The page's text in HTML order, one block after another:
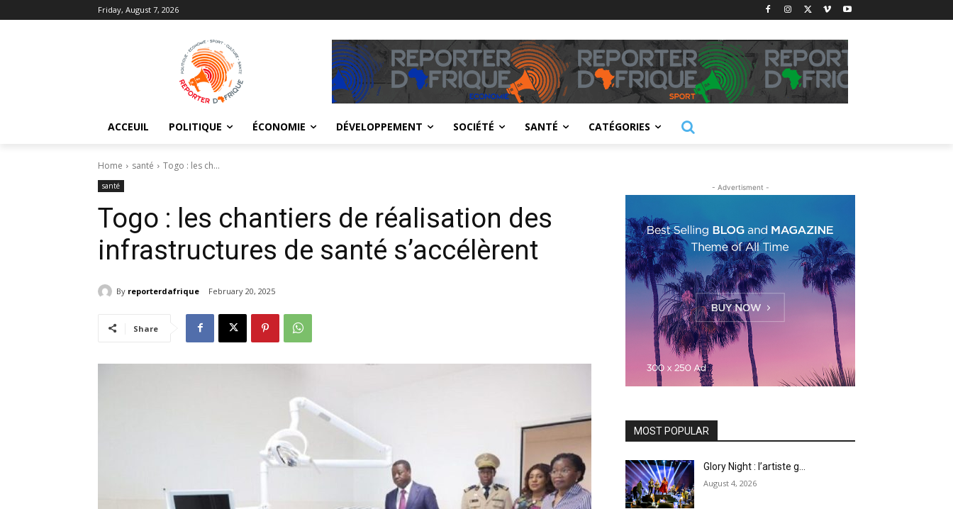
Friday, August 7, 2026
ACCEUIL POLITIQUE ÉCONOMIE DÉVELOPPEMENT SOCIÉTÉ SANTÉ CATÉGORIES
Home santé Togo : les ch...
santé
Togo : les chantiers de réalisation des
infrastructures de santé s’accélèrent
By reporterdafrique February 20, 2025
Share
- Advertisment -
MOST POPULAR
Glory Night : l’artiste g...
August 4, 2026